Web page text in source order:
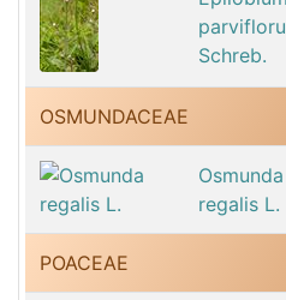
Schreb.
OSMUNDACEAE
Osmunda
regalis L.
POACEAE